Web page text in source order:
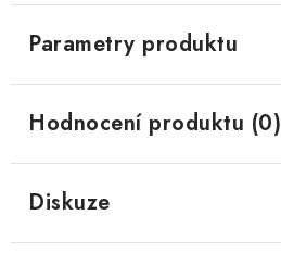
Parametry produktu
Hodnocení produktu (0)
Diskuze